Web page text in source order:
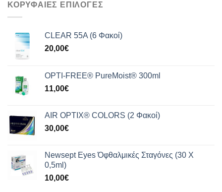
209,99€.
ΚΟΡΥΦΑΙΕΣ ΕΠΙΛΟΓΕΣ
CLEAR 55A (6 Φακοί)
20,00€
OPTI-FREE® PureMoist® 300ml
11,00€
AIR OPTIX® COLORS (2 Φακοί)
30,00€
Newsept Eyes Όφθαλμικές Σταγόνες (30 Χ
0,5ml)
10,00€